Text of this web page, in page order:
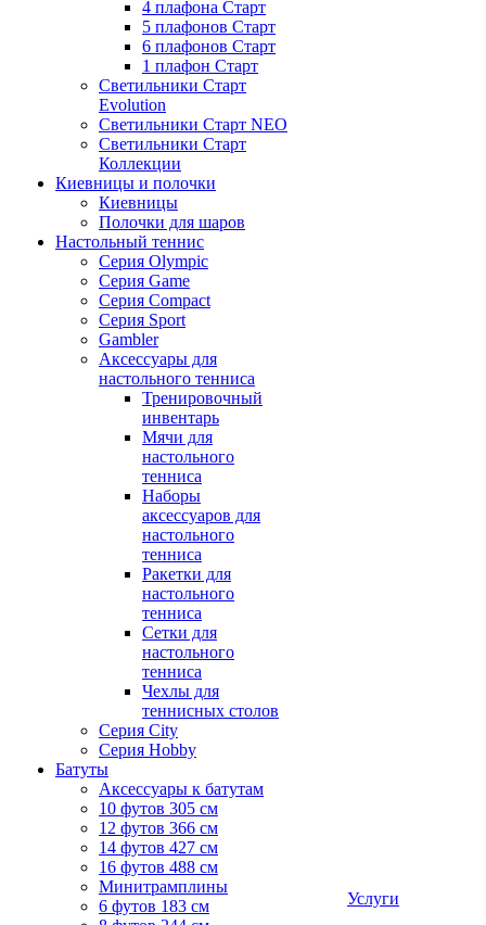
4 плафона Старт
5 плафонов Старт
6 плафонов Старт
1 плафон Старт
Светильники Старт
Evolution
Светильники Старт NEO
Светильники Старт
Коллекции
Киевницы и полочки
Киевницы
Полочки для шаров
Настольный теннис
Серия Olympic
Серия Game
Серия Compact
Серия Sport
Gambler
Аксессуары для
настольного тенниса
Тренировочный
инвентарь
Мячи для
настольного
тенниса
Наборы
аксессуаров для
настольного
тенниса
Ракетки для
настольного
тенниса
Сетки для
настольного
тенниса
Чехлы для
теннисных столов
Серия City
Серия Hobby
Батуты
Аксессуары к батутам
10 футов 305 см
12 футов 366 см
14 футов 427 см
16 футов 488 см
Минитрамплины
6 футов 183 см
Услуги